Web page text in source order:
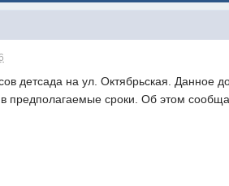
детсада на ул. Октябрьская. Данное
предполагаемые сроки. Об этом